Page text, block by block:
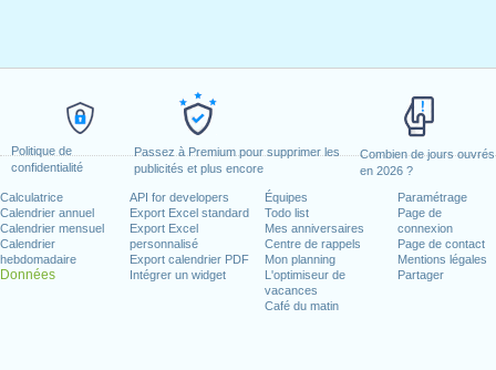
Politique de
confidentialité
Passez à Premium pour supprimer les
publicités et plus encore
Combien de jours ouvrés
en 2026 ?
Calculatrice
Calendrier annuel
Calendrier mensuel
Calendrier
hebdomadaire
Données
API for developers
Export Excel standard
Export Excel
personnalisé
Export calendrier PDF
Intégrer un widget
Équipes
Todo list
Mes anniversaires
Centre de rappels
Mon planning
L'optimiseur de
vacances
Café du matin
Paramétrage
Page de
connexion
Page de contact
Mentions légales
Partager